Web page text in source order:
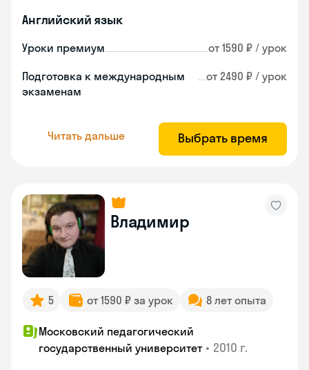
Английский язык
Уроки премиум от 1590 ₽ / урок
Подготовка к международным
экзаменам
от 2490 ₽ / урок
Читать дальше Выбрать время
Владимир
5 от 1590 ₽ за урок 8 лет опыта
Московский педагогический
государственный университет • 2010 г.